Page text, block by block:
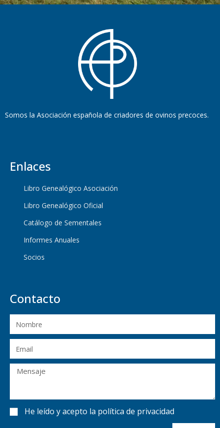
Somos la Asociación española de criadores de ovinos precoces.
Enlaces
Libro Genealógico Asociación
Libro Genealógico Oficial
Catálogo de Sementales
Informes Anuales
Socios
Contacto
He leído y acepto la política de privacidad